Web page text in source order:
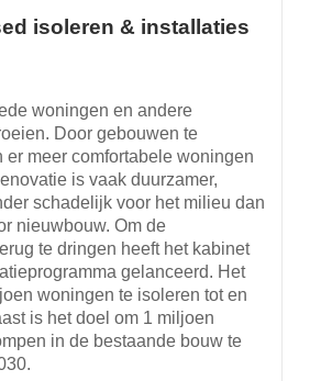
isoleren & installaties
woningen en andere
Door gebouwen te
er meer comfortabele woningen
is vaak duurzamer,
schadelijk voor het milieu dan
nieuwbouw. Om de
te dringen heeft het kabinet
gelanceerd. Het
woningen te isoleren tot en
is het doel om 1 miljoen
in de bestaande bouw te